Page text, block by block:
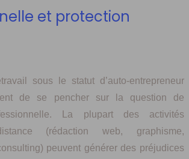
et protection
sous le statut d’auto-entrepreneur
de se pencher sur la question de
La plupart des activités
(rédaction web, graphisme,
peuvent générer des préjudices